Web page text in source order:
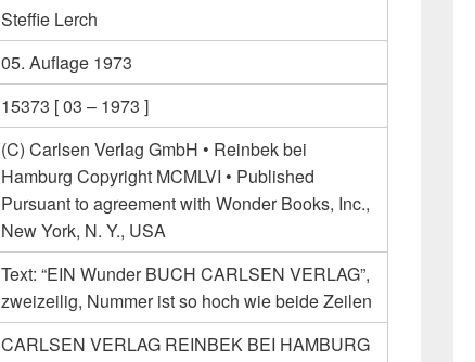
Steffie Lerch
05. Auflage 1973
15373 [ 03 – 1973 ]
(C) Carlsen Verlag GmbH • Reinbek bei
Hamburg Copyright MCMLVI • Published
Pursuant to agreement with Wonder Books, Inc.,
New York, N. Y., USA
Text: “EIN Wunder BUCH CARLSEN VERLAG”,
zweizeilig, Nummer ist so hoch wie beide Zeilen
CARLSEN VERLAG REINBEK BEI HAMBURG